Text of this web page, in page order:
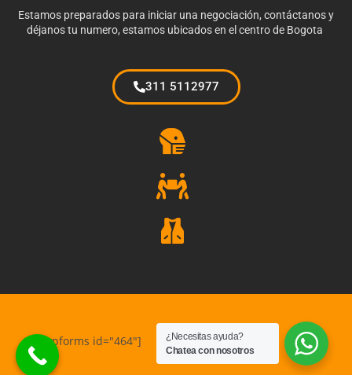
Estamos preparados para iniciar una negociación, contáctanos y
déjanos tu numero, estamos ubicados en el centro de Bogota
311 5112977
[wpforms id="464"]
¿Necesitas ayuda?
Chatea con nosotros